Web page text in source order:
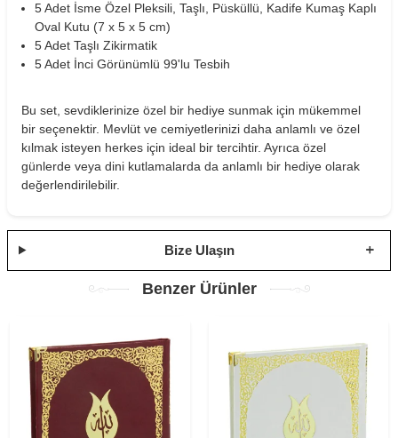
5 Adet İsme Özel Pleksili, Taşlı, Püsküllü, Kadife Kumaş Kaplı
Oval Kutu (7 x 5 x 5 cm)
5 Adet Taşlı Zikirmatik
5 Adet İnci Görünümlü 99'lu Tesbih
Bu set, sevdiklerinize özel bir hediye sunmak için mükemmel
bir seçenektir. Mevlüt ve cemiyetlerinizi daha anlamlı ve özel
kılmak isteyen herkes için ideal bir tercihtir. Ayrıca özel
günlerde veya dini kutlamalarda da anlamlı bir hediye olarak
değerlendirilebilir.
Bize Ulaşın
Benzer Ürünler